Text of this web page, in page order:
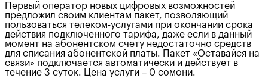
Первый оператор новых цифровых возможностей
предложил своим клиентам пакет, позволяющий
пользоваться телеком-услугами при окончании срока
действия подключенного тарифа, даже если в данный
момент на абонентском счету недостаточно средств
для списания абонентской платы. Пакет «Оставайся на
связи» подключается автоматически и действует в
течение 3 суток. Цена услуги – 0 сомони.